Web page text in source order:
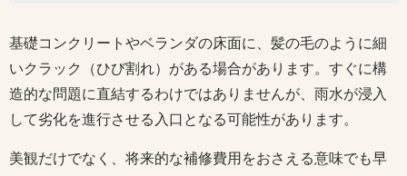
基礎コンクリートやベランダの床面に、髪の毛のように細
いクラック（ひび割れ）がある場合があります。すぐに構
造的な問題に直結するわけではありませんが、雨水が浸入
して劣化を進行させる入口となる可能性があります。
美観だけでなく、将来的な補修費用をおさえる意味でも早